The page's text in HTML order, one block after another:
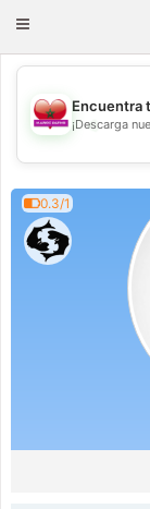
Toggle
💖
Encuentra
¡Descarga
0.3/1